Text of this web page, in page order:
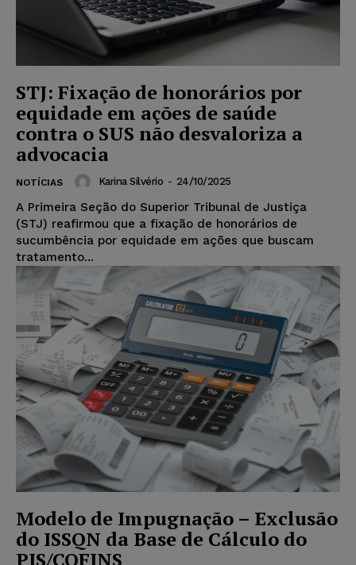
STJ: Fixação de honorários por
equidade em ações de saúde
contra o SUS não desvaloriza a
advocacia
NOTÍCIAS Karina Silvério - 24/10/2025
A Primeira Seção do Superior Tribunal de Justiça
(STJ) reafirmou que a fixação de honorários de
sucumbência por equidade em ações que buscam
tratamento...
Modelo de Impugnação – Exclusão
do ISSQN da Base de Cálculo do
PIS/COFINS